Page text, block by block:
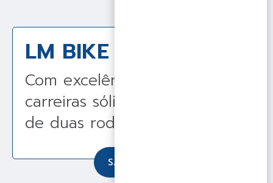
LM BIKE – LM MOTO
Com excelência, construímos
carreiras sólidas no mercado
de duas rodas.
SAIBA MAIS